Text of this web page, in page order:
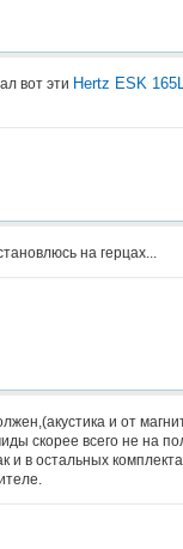
вот эти Hertz ESK
на герцах...
и от
скорее всего не на
и в остальных